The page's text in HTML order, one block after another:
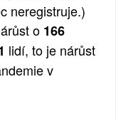
neregistruje.)
o 166
lidí, to je nárůst
v